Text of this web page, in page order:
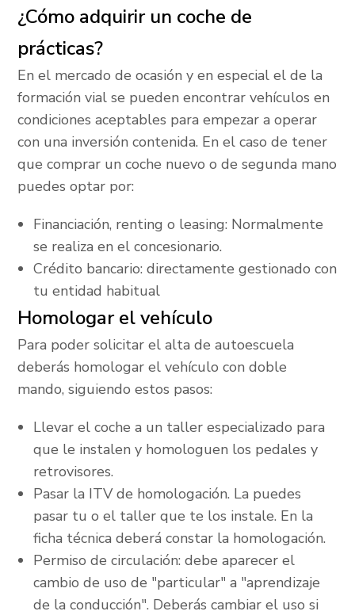
¿Cómo adquirir un coche de
prácticas?
En el mercado de ocasión y en especial el de la
formación vial se pueden encontrar vehículos en
condiciones aceptables para empezar a operar
con una inversión contenida. En el caso de tener
que comprar un coche nuevo o de segunda mano
puedes optar por:
Financiación, renting o leasing: Normalmente
se realiza en el concesionario.
Crédito bancario: directamente gestionado con
tu entidad habitual
Homologar el vehículo
Para poder solicitar el alta de autoescuela
deberás homologar el vehículo con doble
mando, siguiendo estos pasos:
Llevar el coche a un taller especializado para
que le instalen y homologuen los pedales y
retrovisores.
Pasar la ITV de homologación. La puedes
pasar tu o el taller que te los instale. En la
ficha técnica deberá constar la homologación.
Permiso de circulación: debe aparecer el
cambio de uso de "particular" a "aprendizaje
de la conducción". Deberás cambiar el uso si